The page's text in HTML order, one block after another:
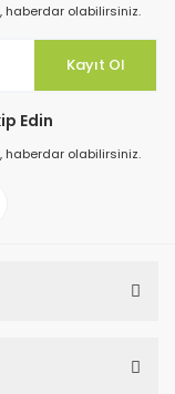
haberdar olabilirsiniz.
Kayıt Ol
Edin
haberdar olabilirsiniz.